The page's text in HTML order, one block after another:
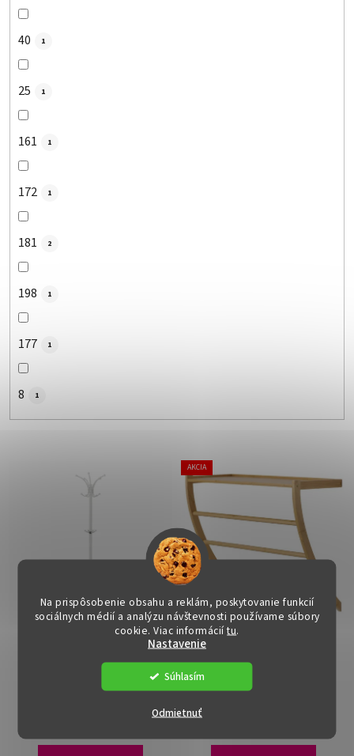
Na prispôsobenie obsahu a reklám, poskytovanie funkcií
sociálnych médií a analýzu návštevnosti používame súbory
cookie. Viac informáciítu.
Nastavenie
Odmietnuť
Súhlasím
40 1
25 1
161 1
172 1
181 2
198 1
177 1
8 1
p
v
AKCIA
Vešiak - GORO, Prírodné